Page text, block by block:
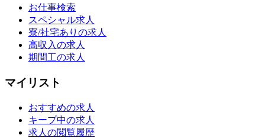
お仕事検索
スペシャル求人
寮/社宅ありの求人
高収入の求人
期間工の求人
マイリスト
おすすめの求人
キープ中の求人
求人の閲覧履歴